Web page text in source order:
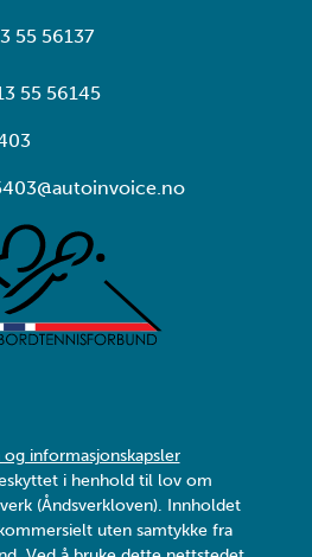
55 56137
55 56145
og informasjonskapsler
i henhold til lov om
(Åndsverkloven). Innholdet
uten samtykke fra